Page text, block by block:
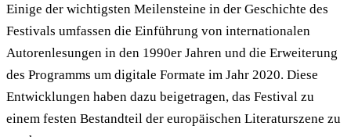
Einige der wichtigsten Meilensteine in der Geschichte des
Festivals umfassen die Einführung von internationalen
Autorenlesungen in den 1990er Jahren und die Erweiterung
des Programms um digitale Formate im Jahr 2020. Diese
Entwicklungen haben dazu beigetragen, das Festival zu
einem festen Bestandteil der europäischen Literaturszene zu